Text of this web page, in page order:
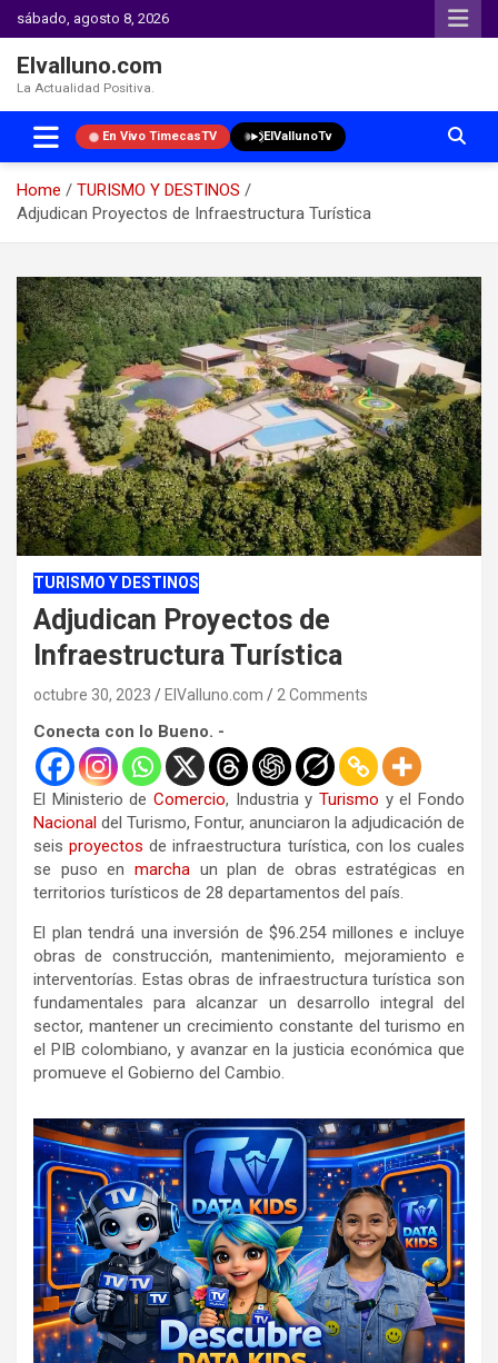
sábado, agosto 8, 2026
Elvalluno.com
La Actualidad Positiva.
En Vivo TimecasTV ElVallunoTv
Home
TURISMO Y DESTINOS
Adjudican Proyectos de Infraestructura Turística
content
TURISMO Y DESTINOS
Adjudican Proyectos de
Infraestructura Turística
octubre 30, 2023 ElValluno.com 2 Comments
Conecta con lo Bueno. -
El Ministerio de Comercio, Industria y Turismo y el Fondo
Nacional del Turismo, Fontur, anunciaron la adjudicación de
seisproyectos de infraestructura turística, con los cuales
se puso en marcha un plan de obras estratégicas en
territorios turísticos de 28 departamentos del país.
El plan tendrá una inversión de $96.254 millones e incluye
obras de construcción, mantenimiento, mejoramiento e
interventorías. Estas obras de infraestructura turística son
fundamentales para alcanzar un desarrollo integral del
sector, mantener un crecimiento constante del turismo en
el PIB colombiano, y avanzar en la justicia económica que
promueve el Gobierno del Cambio.